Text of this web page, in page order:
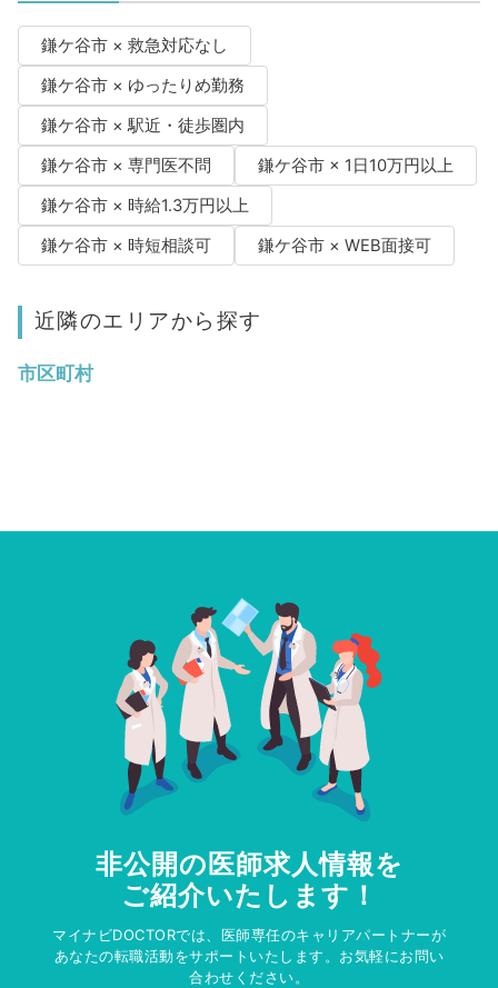
鎌ケ谷市 × 救急対応なし
鎌ケ谷市 × ゆったりめ勤務
鎌ケ谷市 × 駅近・徒歩圏内
鎌ケ谷市 × 専門医不問
鎌ケ谷市 × 1日10万円以上
鎌ケ谷市 × 時給1.3万円以上
鎌ケ谷市 × 時短相談可
鎌ケ谷市 × WEB面接可
近隣のエリアから探す
市区町村
非公開の医師求人情報を
ご紹介いたします！
マイナビDOCTORでは、医師専任のキャリアパートナーが
あなたの転職活動をサポートいたします。お気軽にお問い
合わせください。